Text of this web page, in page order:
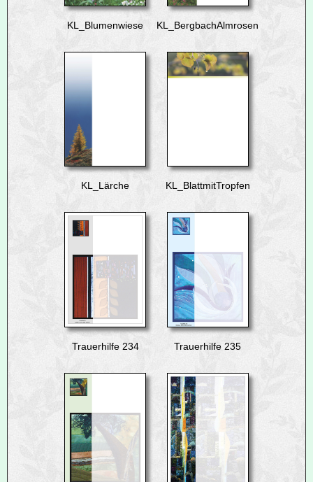
KL_Blumenwiese KL_BergbachAlmrosen
KL_Lärche KL_BlattmitTropfen
Trauerhilfe 234 Trauerhilfe 235